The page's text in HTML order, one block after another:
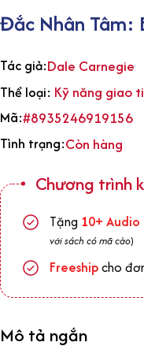
Đắc Nhân Tâm:
Tác giả:Dale Carnegie
Thể loại: Kỹ năng giao
Mã:#8935246919156
Tình trạng:Còn hàng
Chương trình
Tặng 10+ Audio
với sách có mã cào)
Freeshipcho
Mô tả ngắn